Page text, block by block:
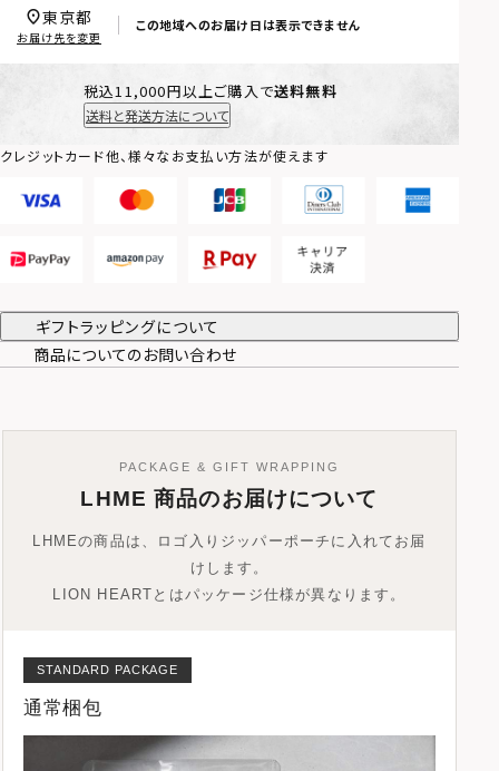
この地域へのお届け日は表示できません
東京都
お届け先を変更
税込11,000円以上ご購入で送料無料
送料と発送方法について
クレジットカード他、様々なお支払い方法が使えます
ギフトラッピングについて
商品についてのお問い合わせ
PACKAGE & GIFT WRAPPING
LHME 商品のお届けについて
LHMEの商品は、ロゴ入りジッパーポーチに入れてお届
けします。
LION HEARTとはパッケージ仕様が異なります。
STANDARD PACKAGE
通常梱包